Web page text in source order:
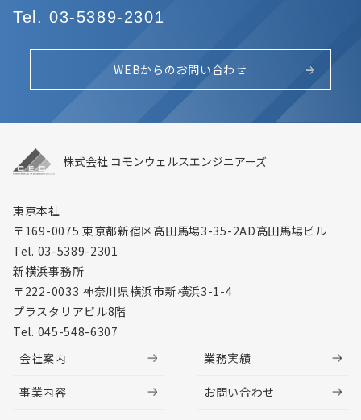
Tel. 03-5389-2301
WEBからのお問い合わせ
株式会社 コモンウェルスエンジニアーズ
東京本社
〒169-0075 東京都新宿区高田馬場3-35-2AD高田馬場ビル
Tel. 03-5389-2301
新横浜事務所
〒222-0033 神奈川県横浜市新横浜3-1-4
プラスタリアビル8階
Tel. 045-548-6307
会社案内
事業内容
業務実績
お問い合わせ